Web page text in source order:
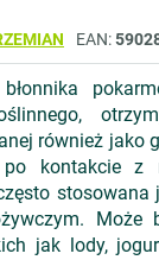
EAN
również jako
kontakcie
Może
jak lody,